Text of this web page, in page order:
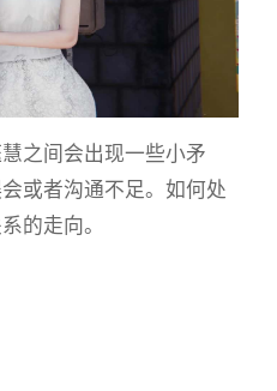
之间会出现一些小矛
或者沟通不足。如何处
的走向。